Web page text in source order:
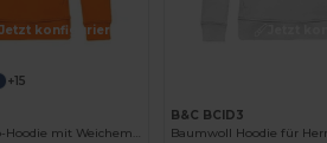
konfigurieren!
+15
Nachhaltiger Bio-Hoodie mit Weichem Tragekomfort
B&C BCID3